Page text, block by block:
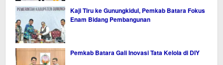
Kaji Tiru ke Gunungkidul, Pemkab Batara Fokus
Enam Bidang Pembangunan
Pemkab Batara Gali Inovasi Tata Kelola di DIY